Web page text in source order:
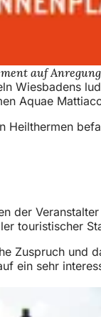
auf
Wiesbadens
Aquae
Heilthermen
der
touristischer
Zuspruch und
ein sehr